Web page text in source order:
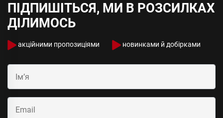
ПІДПИШІТЬСЯ, МИ В РОЗСИЛКАХ
ДІЛИМОСЬ
акційними пропозиціями новинками й добірками